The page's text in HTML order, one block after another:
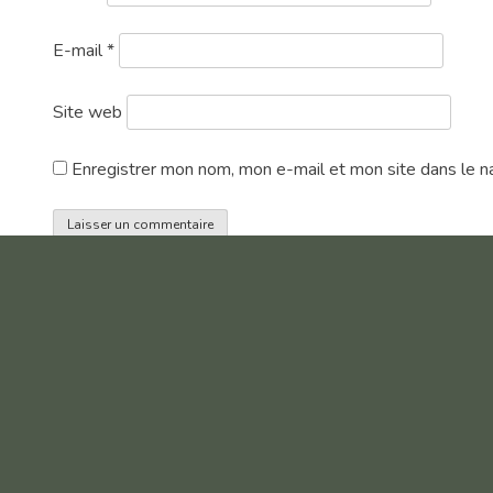
E-mail*
Site web
Enregistrer mon nom, mon e-mail et mon site dans le